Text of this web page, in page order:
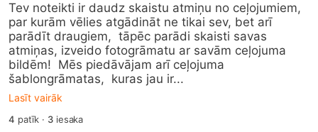
Tev noteikti ir daudz skaistu atmiņu no ceļojumiem,
par kurām vēlies atgādināt ne tikai sev, bet arī
parādīt draugiem,  tāpēc parādi skaisti savas
atmiņas, izveido fotogrāmatu ar savām ceļojuma
bildēm!  Mēs piedāvājam arī ceļojuma
šablongrāmatas,  kuras jau ir...
Lasīt vairāk
4 patīk · 3iesaka